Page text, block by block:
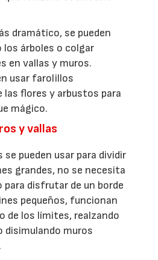
dramático, se pueden
los árboles o colgar
en vallas y muros.
usar farolillos
flores y arbustos para
mágico.
y vallas
se pueden usar para dividir
grandes, no se necesita
para disfrutar de un borde
pequeños, funcionan
de los límites, realzando
disimulando muros